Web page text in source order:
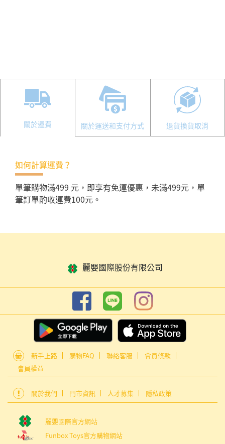
關於運費 關於運送和支付方式 退貨換貨取消
如何計算運費？
單筆購物滿499 元，即享有免運優惠，未滿499元，單
筆訂單酌收運費100元。
麗嬰國際股份有限公司
新手上路 購物FAQ 聯絡客服
會員條款
會員權益
關於我們 門市資訊 人才募集 隱私政策
麗嬰國際官方網站
Funbox Toys官方購物網站